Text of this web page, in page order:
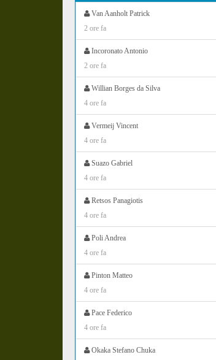
Van Aanholt Patrick
2 ore fa
Incoronato Antonio
2 ore fa
Willian Borges da Silva
4 ore fa
Vermeij Vincent
4 ore fa
Suazo Gabriel
4 ore fa
Retsos Panagiotis
4 ore fa
Poli Andrea
4 ore fa
Pinton Matteo
4 ore fa
Pace Federico
4 ore fa
Okaka Stefano Chuka